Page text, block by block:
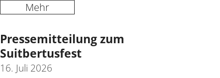
Mehr
Pressemitteilung zum
Suitbertusfest
16. Juli 2026